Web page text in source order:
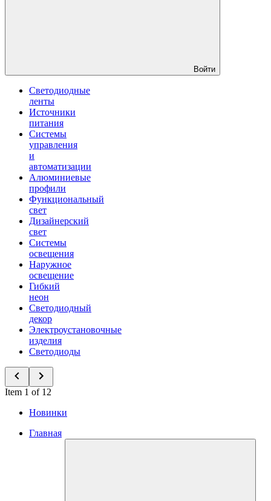
Войти
Светодиодные
ленты
Источники
питания
Системы
управления
и
автоматизации
Алюминиевые
профили
Функциональный
свет
Дизайнерский
свет
Системы
освещения
Наружное
освещение
Гибкий
неон
Светодиодный
декор
Электроустановочные
изделия
Светодиоды
Item 1 of 12
Новинки
Главная